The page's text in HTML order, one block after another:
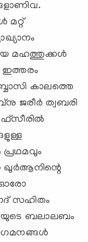
മഹത്തുക്കള്‍
ഇത്തരം
കാലത്തെ
ജരീര്‍ ത്വബരി
ഖുര്‍ആനിന്റെ
ഓരോ
സഹിതം
ബലാലബം